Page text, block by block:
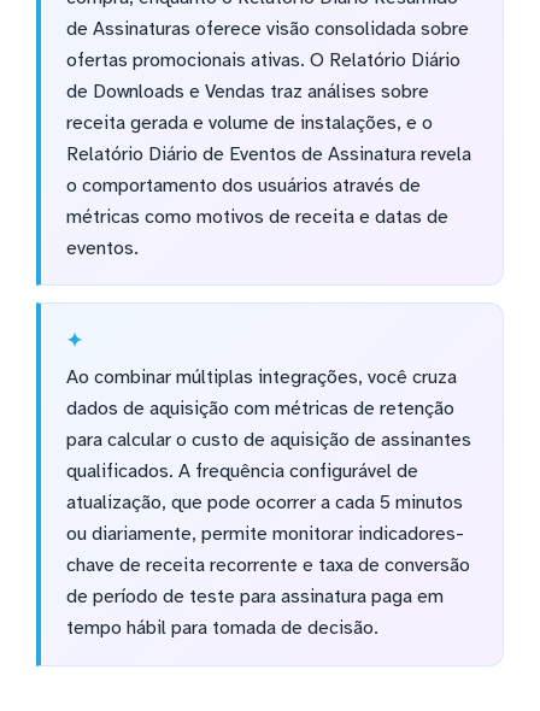
de Assinaturas oferece visão consolidada sobre
ofertas promocionais ativas. O Relatório Diário
de Downloads e Vendas traz análises sobre
receita gerada e volume de instalações, e o
Relatório Diário de Eventos de Assinatura revela
o comportamento dos usuários através de
métricas como motivos de receita e datas de
eventos.
Ao combinar múltiplas integrações, você cruza
dados de aquisição com métricas de retenção
para calcular o custo de aquisição de assinantes
qualificados. A frequência configurável de
atualização, que pode ocorrer a cada 5 minutos
ou diariamente, permite monitorar indicadores-
chave de receita recorrente e taxa de conversão
de período de teste para assinatura paga em
tempo hábil para tomada de decisão.